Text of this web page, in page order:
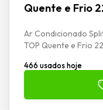
Quente e Frio
Ar Condicionado
TOP Quente e Frio
466 usados hoje